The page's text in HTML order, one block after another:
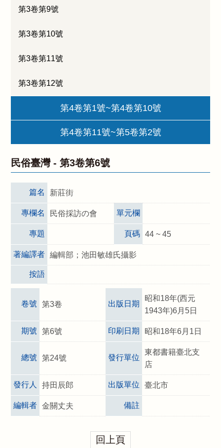
第3卷第9號
第3卷第10號
第3卷第11號
第3卷第12號
第4卷第1號~第4卷第10號
第4卷第11號~第5卷第2號
民俗臺灣 -第3卷第6號
篇名 新莊街
專欄名 民俗採訪の會 單元欄
專題 頁碼 44 ~ 45
著編譯者 編輯部；池田敏雄氏攝影
按語
卷號 第3卷 出版日期
昭和18年(西元
1943年)6月5日
期號 第6號 印刷日期 昭和18年6月1日
總號 第24號 發行單位
東都書籍臺北支
店
發行人 持田辰郎 出版單位 臺北市
編輯者 金關丈夫 備註
回上頁